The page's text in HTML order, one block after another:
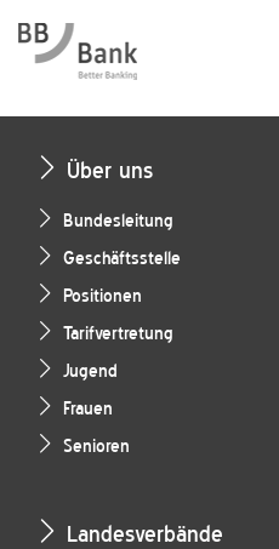
Über uns
Bundesleitung
Geschäftsstelle
Positionen
Tarifvertretung
Jugend
Frauen
Senioren
Landesverbände